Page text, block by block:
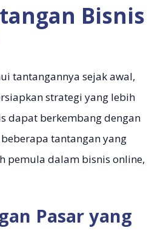
Bisnis
tantangannya sejak awal,
strategi yang lebih
dapat berkembang dengan
tantangan yang
pemula dalam bisnis online,
Pasar yang